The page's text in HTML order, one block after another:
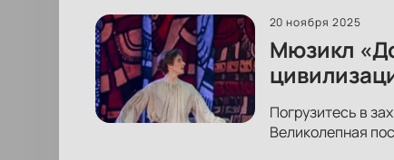
20 ноября 2025
Мюзикл
Погрузитесь в
Великолепная